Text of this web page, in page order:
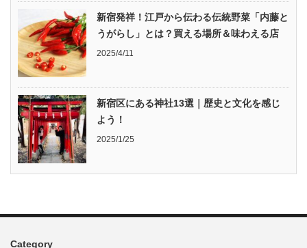
新宿発祥！江戸から伝わる伝統野菜「内藤と
うがらし」とは？買える場所＆味わえる店
2025/4/11
新宿区にある神社13選｜歴史と文化を感じ
よう！
2025/1/25
Category